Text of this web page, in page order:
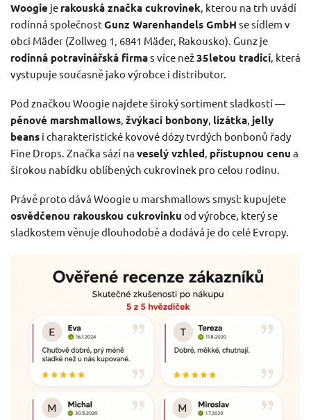
Woogie je rakouská značka cukrovinek, kterou na trh uvádí
rodinná společnostGunz Warenhandels GmbH se sídlem v
obci Mäder (Zollweg 1, 6841 Mäder, Rakousko). Gunz je
rodinná potravinářská firmas více než35letou tradicí, která
vystupuje současně jako výrobce i distributor.
Pod značkou Woogie najdete široký sortiment sladkostí —
pěnové marshmallows, žvýkací bonbony, lízátka, jelly
beans i charakteristické kovové dózy tvrdých bonbonů řady
Fine Drops. Značka sází na veselý vzhled, přístupnou cenu a
širokou nabídku oblíbených cukrovinek pro celou rodinu.
Právě proto dává Woogie u marshmallows smysl: kupujete
osvědčenou rakouskou cukrovinku od výrobce, který se
sladkostem věnuje dlouhodobě a dodává je do celé Evropy.